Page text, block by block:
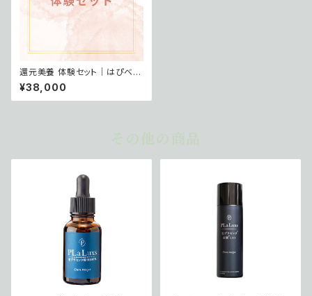
還元美養 体験セット｜はぴべび
バージョン（約2ヶ月分）
¥38,000